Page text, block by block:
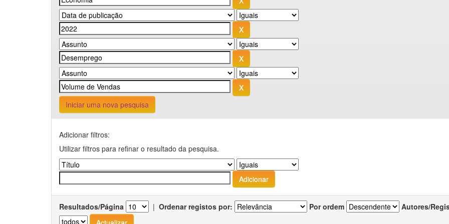
Iniciar uma nova pesquisa
Adicionar filtros:
Utilizar filtros para refinar o resultado da pesquisa.
Resultados/Página | Ordenar registos por: Por ordem Autores/